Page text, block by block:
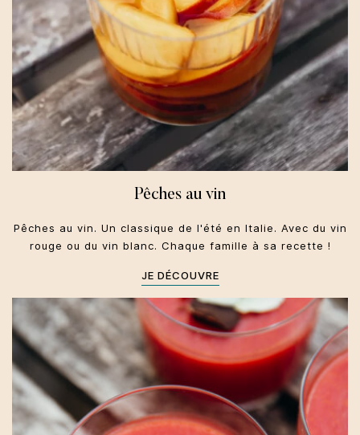
Pêches au vin
Pêches au vin. Un classique de l'été en Italie. Avec du vin
rouge ou du vin blanc. Chaque famille à sa recette !
JE DÉCOUVRE
Sicile
Dolci
Été